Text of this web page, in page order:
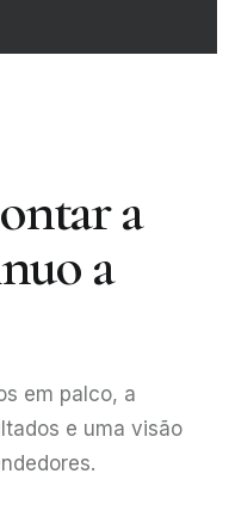
a
a
em palco, a
e uma visão